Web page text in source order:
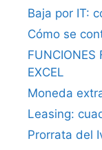
Baja por IT:
Cómo se
FUNCIONES
EXCEL
Moneda
Leasing:
Prorrata del